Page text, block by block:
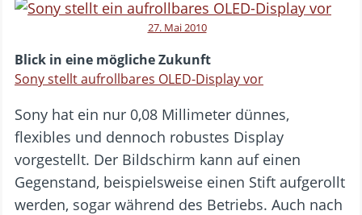
27. Mai 2010
Blick in eine mögliche Zukunft
Sony stellt aufrollbares OLED-Display vor
Sony hat ein nur 0,08 Millimeter dünnes,
flexibles und dennoch robustes Display
vorgestellt. Der Bildschirm kann auf einen
Gegenstand, beispielsweise einen Stift aufgerollt
werden, sogar während des Betriebs. Auch nach